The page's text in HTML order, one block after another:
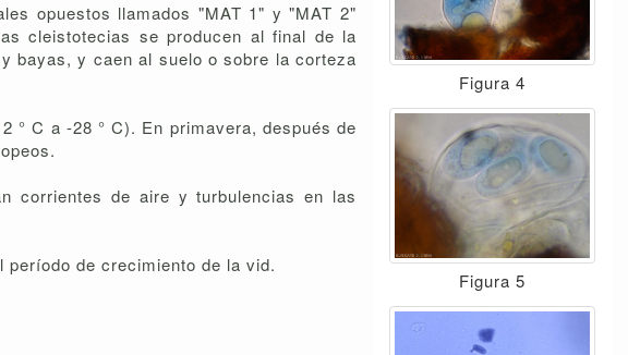
opuestos llamados "MAT 1" y "MAT 2"
cleistotecias se producen al final de la
bayas, y caen al suelo o sobre la corteza
° C a -28 ° C). En primavera, después de
corrientes de aire y turbulencias en las
de crecimiento de la vid.
Figura 4
Figura 5